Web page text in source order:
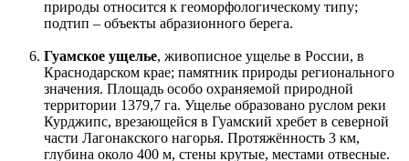
природы относится к геоморфологическому типу;
подтип – объекты абразионного берега.
Гуамское ущелье, живописное ущелье в России, в
Краснодарском крае; памятник природы регионального
значения. Площадь особо охраняемой природной
территории 1379,7 га. Ущелье образовано руслом реки
Курджипс, врезающейся в Гуамский хребет в северной
части Лагонакского нагорья. Протяжённость 3 км,
глубина около 400 м, стены крутые, местами отвесные.